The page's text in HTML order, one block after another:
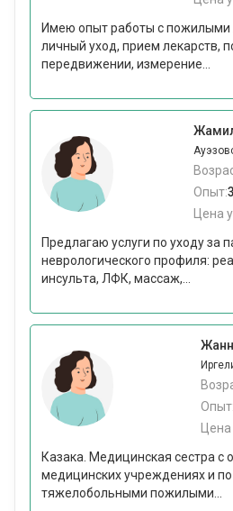
Имею опыт работы с пожилыми
личный уход, прием лекарств,
передвижении, измерение...
Опыт:
Цена
Предлагаю услуги по уходу за
неврологического профиля:
инсульта, ЛФК, массаж,...
Опыт:
Казака. Медицинская сестра с
медицинских учреждениях и по
тяжелобольными пожилыми...